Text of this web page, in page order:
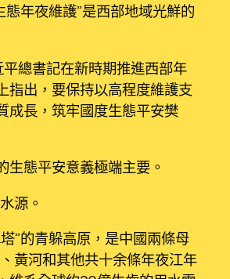
態年夜維護”是西部地域光鮮的
總書記在新時期推進西部年
指出，要保持以高程度維護支
成長，筑牢國度生態平安樊
生態平安意義極端主要。
源。
”的青躲高原，是中國兩條母
河和其他共十余條年夜江年